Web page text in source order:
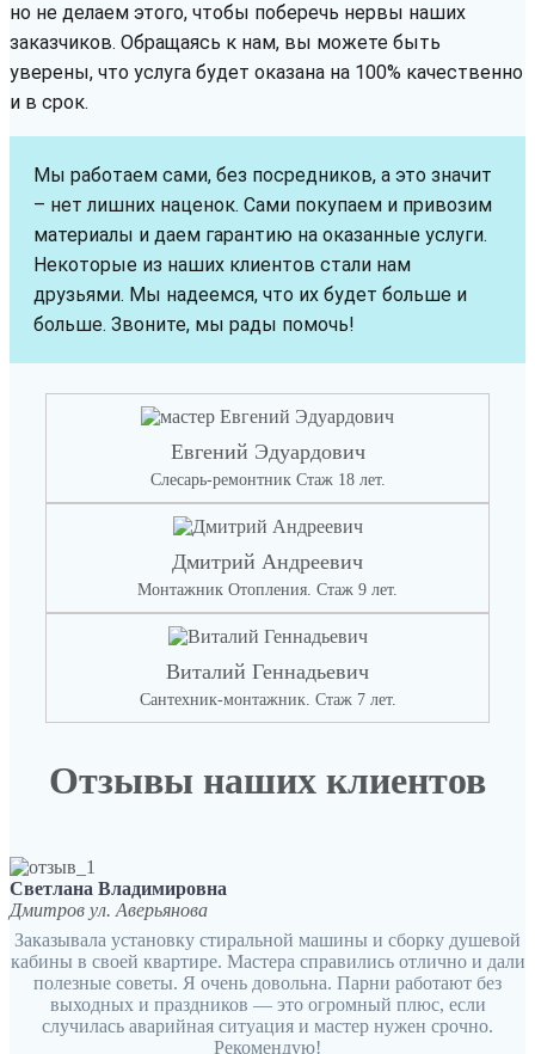
но не делаем этого, чтобы поберечь нервы наших
заказчиков. Обращаясь к нам, вы можете быть
уверены, что услуга будет оказана на 100% качественно
и в срок.
Мы работаем сами, без посредников, а это значит
– нет лишних наценок. Сами покупаем и привозим
материалы и даем гарантию на оказанные услуги.
Некоторые из наших клиентов стали нам
друзьями. Мы надеемся, что их будет больше и
больше. Звоните, мы рады помочь!
Евгений Эдуардович
Слесарь-ремонтник Стаж 18 лет.
Дмитрий Андреевич
Монтажник Отопления. Стаж 9 лет.
Виталий Геннадьевич
Сантехник-монтажник. Стаж 7 лет.
Отзывы наших клиентов
Светлана Владимировна
Дмитров ул. Аверьянова
Заказывала установку стиральной машины и сборку душевой
кабины в своей квартире. Мастера справились отлично и дали
полезные советы. Я очень довольна. Парни работают без
выходных и праздников — это огромный плюс, если
случилась аварийная ситуация и мастер нужен срочно.
Рекомендую!